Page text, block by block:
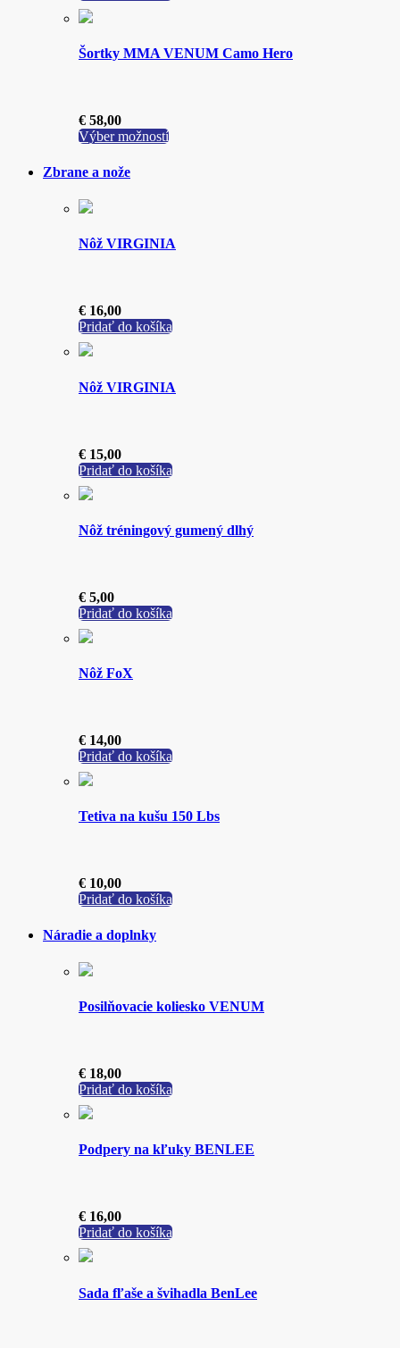
Šortky MMA VENUM Camo Hero
€ 58,00
Výber možnostíTento
môžete
Zbrane a nože
Nôž VIRGINIA
€ 16,00
Pridať do košíka
Nôž VIRGINIA
€ 15,00
Pridať do košíka
Nôž tréningový gumený dlhý
€ 5,00
Pridať do košíka
Nôž FoX
€ 14,00
Pridať do košíka
Tetiva na kušu 150 Lbs
€ 10,00
Pridať do košíka
Náradie a doplnky
Posilňovacie koliesko VENUM
€ 18,00
Pridať do košíka
Podpery na kľuky BENLEE
€ 16,00
Pridať do košíka
Sada fľaše a švihadla BenLee